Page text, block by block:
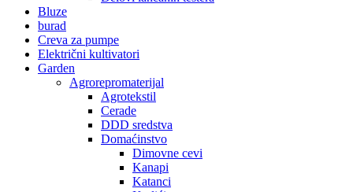
Bluze
burad
Creva za pumpe
Električni kultivatori
Garden
Agrorepromaterijal
Agrotekstil
Cerade
DDD sredstva
Domaćinstvo
Dimovne cevi
Kanapi
Katanci